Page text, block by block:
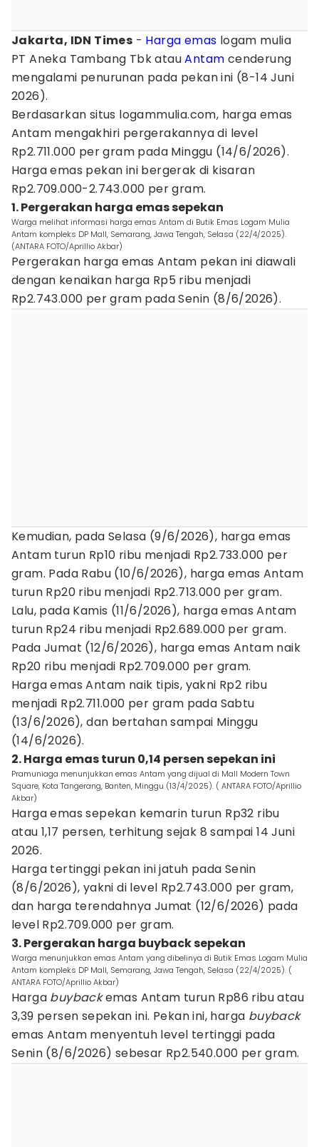
Jakarta, IDN Times - Harga emas logam mulia
PT Aneka Tambang Tbk atauAntam cenderung
mengalami penurunan pada pekan ini (8-14 Juni
2026).
Berdasarkan situs logammulia.com, harga emas
Antam mengakhiri pergerakannya di level
Rp2.711.000 per gram pada Minggu (14/6/2026).
Harga emas pekan ini bergerak di kisaran
Rp2.709.000-2.743.000 per gram.
1. Pergerakan harga emas sepekan
Warga melihat informasi harga emas Antam di Butik Emas Logam Mulia
Antam kompleks DP Mall, Semarang, Jawa Tengah, Selasa (22/4/2025).
(ANTARA FOTO/Aprillio Akbar)
Pergerakan harga emas Antam pekan ini diawali
dengan kenaikan harga Rp5 ribu menjadi
Rp2.743.000 per gram pada Senin (8/6/2026).
Kemudian, pada Selasa (9/6/2026), harga emas
Antam turun Rp10 ribu menjadi Rp2.733.000 per
gram. Pada Rabu (10/6/2026), harga emas Antam
turun Rp20 ribu menjadi Rp2.713.000 per gram.
Lalu, pada Kamis (11/6/2026), harga emas Antam
turun Rp24 ribu menjadi Rp2.689.000 per gram.
Pada Jumat (12/6/2026), harga emas Antam naik
Rp20 ribu menjadi Rp2.709.000 per gram.
Harga emas Antam naik tipis, yakni Rp2 ribu
menjadi Rp2.711.000 per gram pada Sabtu
(13/6/2026), dan bertahan sampai Minggu
(14/6/2026).
2. Harga emas turun 0,14 persen sepekan ini
Pramuniaga menunjukkan emas Antam yang dijual di Mall Modern Town
Square, Kota Tangerang, Banten, Minggu (13/4/2025). ( ANTARA FOTO/Aprillio
Akbar)
Harga emas sepekan kemarin turun Rp32 ribu
atau 1,17 persen, terhitung sejak 8 sampai 14 Juni
2026.
Harga tertinggi pekan ini jatuh pada Senin
(8/6/2026), yakni di level Rp2.743.000 per gram,
dan harga terendahnya Jumat (12/6/2026) pada
level Rp2.709.000 per gram.
3. Pergerakan harga buyback sepekan
Warga menunjukkan emas Antam yang dibelinya di Butik Emas Logam Mulia
Antam kompleks DP Mall, Semarang, Jawa Tengah, Selasa (22/4/2025). (
ANTARA FOTO/Aprillio Akbar)
Harga buybackemas Antam turun Rp86 ribu atau
3,39 persen sepekan ini. Pekan ini, harga buyback
emas Antam menyentuh level tertinggi pada
Senin (8/6/2026) sebesar Rp2.540.000 per gram.